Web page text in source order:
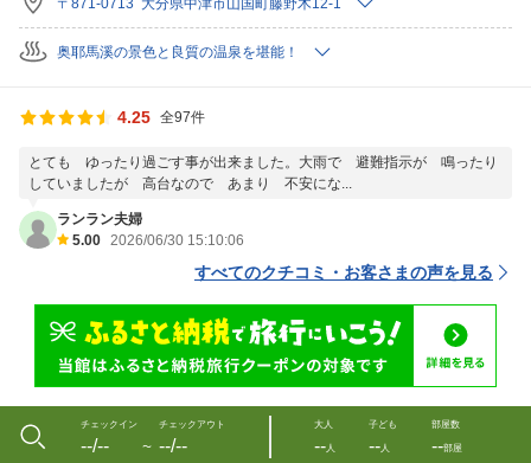
〒871-0713 大分県中津市山国町藤野木12-1
奥耶馬溪の景色と良質の温泉を堪能！
4.25 全97件
とても ゆったり過ごす事が出来ました。大雨で 避難指示が 鳴ったり
していましたが 高台なので あまり 不安にな...
ランラン夫婦
5.00 2026/06/30 15:10:06
すべてのクチコミ・お客さまの声を見る
チェックイン
--/-- 〜
チェックアウト
--/--
大人
--人
子ども
--人
部屋数
--部屋